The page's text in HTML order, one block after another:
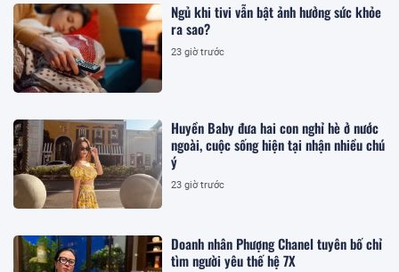
Ngủ khi tivi vẫn bật ảnh hưởng sức khỏe
ra sao?
23 giờ trước
Huyền Baby đưa hai con nghỉ hè ở nước
ngoài, cuộc sống hiện tại nhận nhiều chú
ý
23 giờ trước
Doanh nhân Phượng Chanel tuyên bố chỉ
tìm người yêu thế hệ 7X